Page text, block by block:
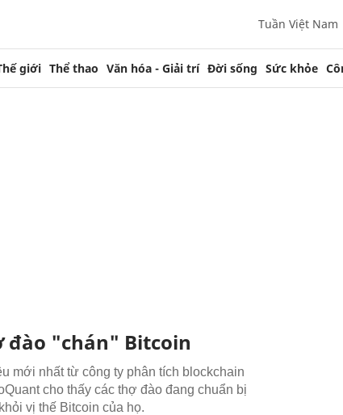
Tuần Việt Nam
giới Thể thao Văn hóa - Giải trí Đời sống Sức khỏe
đào "chán" Bitcoin
mới nhất từ công ty phân tích blockchain
cho thấy các thợ đào đang chuẩn bị
vị thế Bitcoin của họ.